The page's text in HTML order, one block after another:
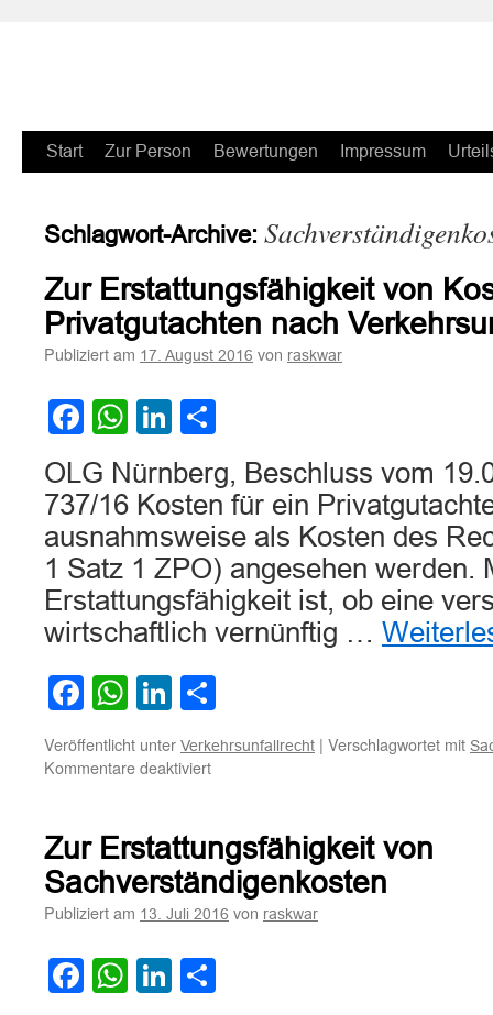
Zum
springen
Start Zur Person Bewertungen Impressum
Schlagwort-Archive:
Zur Erstattungsfähigkeit von
Privatgutachten nach
Publiziert am 17. August 2016 von raskwar
Facebook
WhatsApp
LinkedIn
OLG Nürnberg, Beschluss vom
737/16 Kosten für ein
ausnahmsweise als Kosten des
1 Satz 1 ZPO) angesehen werden.
Erstattungsfähigkeit ist, ob eine
wirtschaftlich vernünftig …
Facebook
WhatsApp
LinkedIn
Veröffentlicht unter Verkehrsunfallrecht | Verschlagwortet mit
Kommentare deaktiviertfür
Kosten
für
Privatgutachten
nach
Zur Erstattungsfähigkeit von
Sachverständigenkosten
Publiziert am 13. Juli 2016 von raskwar
Facebook
WhatsApp
LinkedIn